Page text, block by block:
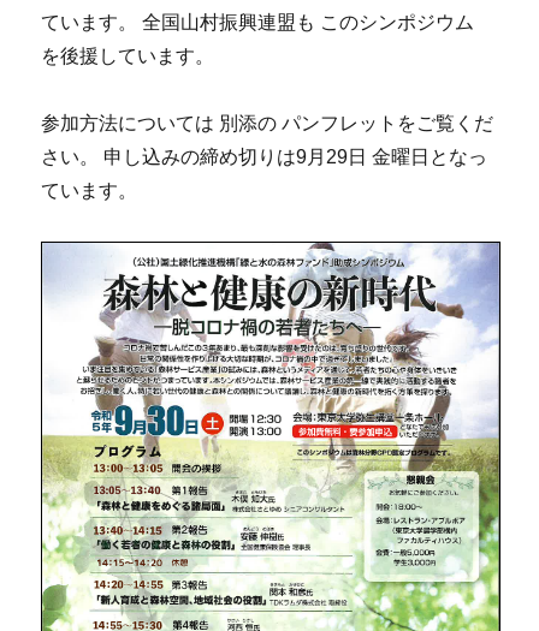
ています。 全国山村振興連盟も このシンポジウム
を後援しています。
参加方法については 別添の パンフレットをご覧くだ
さい。 申し込みの締め切りは9月29日 金曜日となっ
ています。